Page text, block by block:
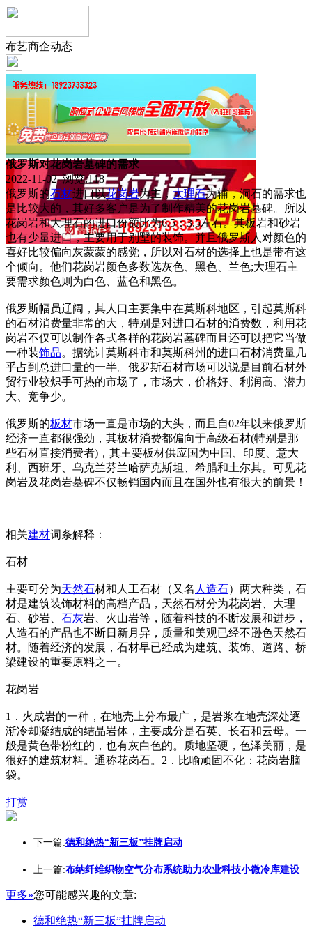
布艺商企动态
俄罗斯对花岗岩墓碑的需求
2022-11-02 浏览:118
俄罗斯的石材进口以花岗岩为主， 大理石为辅，洞石的需求也
是比较大的，其好多客户是为了制作精美的花岗岩墓碑。所以
花岗岩和大理石的进口份额比为6.5：3.5左右。其板岩和砂岩
也有少量进口，主要用于别墅的装饰。并且俄罗斯人对颜色的
喜好比较偏向灰蒙蒙的感觉，所以对石材的选择上也是带有这
个倾向。他们花岗岩颜色多数选灰色、黑色、兰色;大理石主
要需求颜色则为白色、蓝色和黑色。
俄罗斯幅员辽阔，其人口主要集中在莫斯科地区，引起莫斯科
的石材消费量非常的大，特别是对进口石材的消费数，利用花
岗岩不仅可以制作各式各样的花岗岩墓碑而且还可以把它当做
一种装饰品。据统计莫斯科市和莫斯科州的进口石材消费量几
乎占到总进口量的一半。俄罗斯石材市场可以说是目前石材外
贸行业较炽手可热的市场了，市场大，价格好、利润高、潜力
大、竞争少。
俄罗斯的板材市场一直是市场的大头，而且自02年以来俄罗斯
经济一直都很强劲，其板材消费都偏向于高级石材(特别是那
些石材直接消费者)，其主要板材供应国为中国、印度、意大
利、西班牙、乌克兰芬兰哈萨克斯坦、希腊和土尔其。可见花
岗岩及花岗岩墓碑不仅畅销国内而且在国外也有很大的前景！
相关建材词条解释：
石材
主要可分为天然石材和人工石材（又名 人造石）两大种类，石
材是建筑装饰材料的高档产品，天然石材分为花岗岩、大理
石、砂岩、 石灰岩、火山岩等，随着科技的不断发展和进步，
人造石的产品也不断日新月异，质量和美观已经不逊色天然石
材。随着经济的发展，石材早已经成为建筑、装饰、道路、桥
梁建设的重要原料之一。
花岗岩
1．火成岩的一种，在地壳上分布最广，是岩浆在地壳深处逐
渐冷却凝结成的结晶岩体，主要成分是石英、长石和云母。一
般是黄色带粉红的，也有灰白色的。质地坚硬，色泽美丽，是
很好的建筑材料。通称花岗石。2．比喻顽固不化：花岗岩脑
袋。
打赏
下一篇:德和绝热“新三板”挂牌启动
上一篇:布纳纤维织物空气分布系统助力农业科技小微冷库建设
更多»您可能感兴趣的文章:
德和绝热“新三板”挂牌启动